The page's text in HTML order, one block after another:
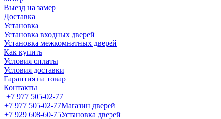
Выезд на замер
Доставка
Установка
Установка входных дверей
Установка межкомнатных дверей
Как купить
Условия оплаты
Условия доставки
Гарантия на товар
Контакты
+7 977 505-02-77
+7 977 505-02-77Магазин дверей
+7 929 608-60-75Установка дверей